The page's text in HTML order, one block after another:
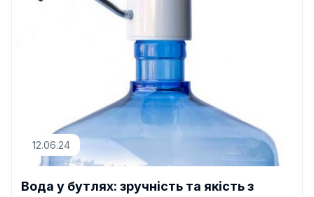
12.06.24
Вода у бутлях: зручність та якість з